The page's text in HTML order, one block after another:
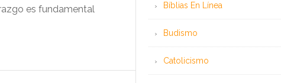
es fundamental
Bíblias En Línea
Budismo
Catolicismo